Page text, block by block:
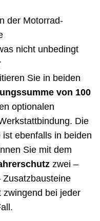
der Motorrad-
nicht unbedingt
Sie in beiden
von 100
optionalen
Die
ebenfalls in beiden
Sie mit dem
zwei –
zwingend bei jeder